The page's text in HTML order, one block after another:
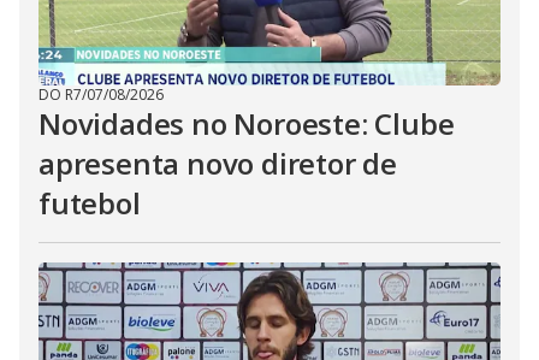
DO R7/07/08/2026
Novidades no Noroeste: Clube
apresenta novo diretor de
futebol